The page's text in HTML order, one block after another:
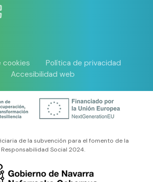
cookies
Política de privacidad
Accesibilidad web
de la subvención para el fomento de la
Responsabilidad Social 2024.